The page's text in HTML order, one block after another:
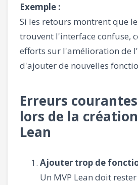
Exemple :
Si les retours montrent que
trouvent l'interface confuse,
efforts sur l'amélioration de
d'ajouter de nouvelles
Erreurs
lors de la création
Lean
Ajouter trop de
Un MVP Lean doit